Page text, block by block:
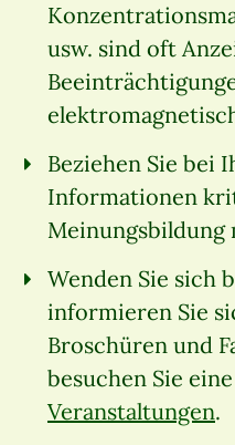
usw. sind oft
Beziehen Sie bei
Informationen
Meinungsbildung
Wenden Sie sich
informieren Sie
Broschüren und
besuchen Sie
Veranstaltungen.